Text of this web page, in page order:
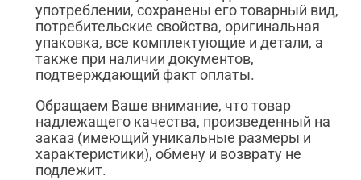
употреблении, сохранены его товарный вид,
потребительские свойства, оригинальная
упаковка, все комплектующие и детали, а
также при наличии документов,
подтверждающий факт оплаты.
Обращаем Ваше внимание, что товар
надлежащего качества, произведенный на
заказ (имеющий уникальные размеры и
характеристики), обмену и возврату не
подлежит.